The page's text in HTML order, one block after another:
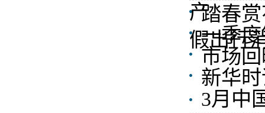
产踏春
假出行
一季
市场
新华
3月中